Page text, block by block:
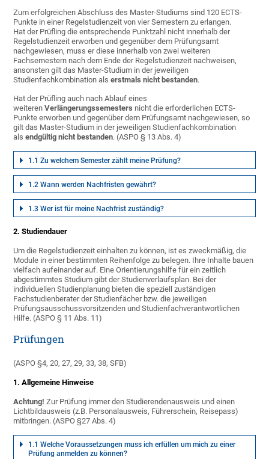
Zum erfolgreichen Abschluss des Master-Studiums sind 120 ECTS-
Punkte in einer Regelstudienzeit von vier Semestern zu erlangen.
Hat der Prüfling die entsprechende Punktzahl nicht innerhalb der
Regelstudienzeit erworben und gegenüber dem Prüfungsamt
nachgewiesen, muss er diese innerhalb von zwei weiteren
Fachsemestern nach dem Ende der Regelstudienzeit nachweisen,
ansonsten gilt das Master-Studium in der jeweiligen
Studienfachkombination alserstmals nicht bestanden.
Hat der Prüfling auch nach Ablauf eines
weiterenVerlängerungssemesters nicht die erforderlichen ECTS-
Punkte erworben und gegenüber dem Prüfungsamt nachgewiesen, so
gilt das Master-Studium in der jeweiligen Studienfachkombination
alsendgültig nicht bestanden. (ASPO § 13 Abs. 4)
1.1 Zu welchem Semester zählt meine Prüfung?
1.2 Wann werden Nachfristen gewährt?
1.3 Wer ist für meine Nachfrist zuständig?
2. Studiendauer
Um die Regelstudienzeit einhalten zu können, ist es zweckmäßig, die
Module in einer bestimmten Reihenfolge zu belegen. Ihre Inhalte bauen
vielfach aufeinander auf. Eine Orientierungshilfe für ein zeitlich
abgestimmtes Studium gibt der Studienverlaufsplan. Bei der
individuellen Studienplanung bieten die speziell zuständigen
Fachstudienberater der Studienfächer bzw. die jeweiligen
Prüfungsausschussvorsitzenden und Studienfachverantwortlichen
Hilfe. (ASPO § 11 Abs. 11)
Prüfungen
(ASPO §4, 20, 27, 29, 33, 38, SFB)
1. Allgemeine Hinweise
Achtung! Zur Prüfung immer den Studierendenausweis und einen
Lichtbildausweis (z.B. Personalausweis, Führerschein, Reisepass)
mitbringen. (ASPO §27 Abs. 4)
1.1 Welche Voraussetzungen muss ich erfüllen um mich zu einer
Prüfung anmelden zu können?